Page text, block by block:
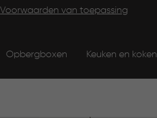
Voorwaarden van toepassing
Opbergboxen Keuken en koken